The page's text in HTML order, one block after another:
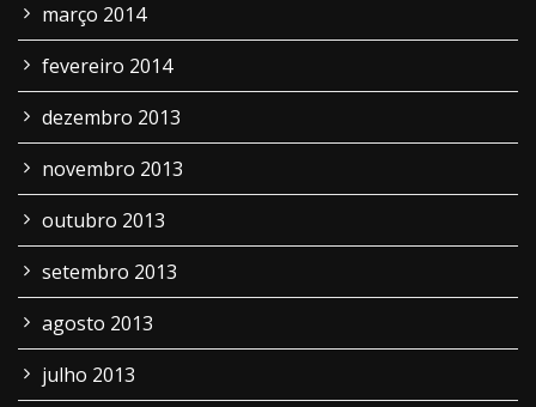
março 2014
fevereiro 2014
dezembro 2013
novembro 2013
outubro 2013
setembro 2013
agosto 2013
julho 2013